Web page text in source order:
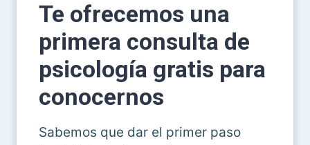
Te ofrecemos una
primera consulta de
psicología gratis para
conocernos
Sabemos que dar el primer paso